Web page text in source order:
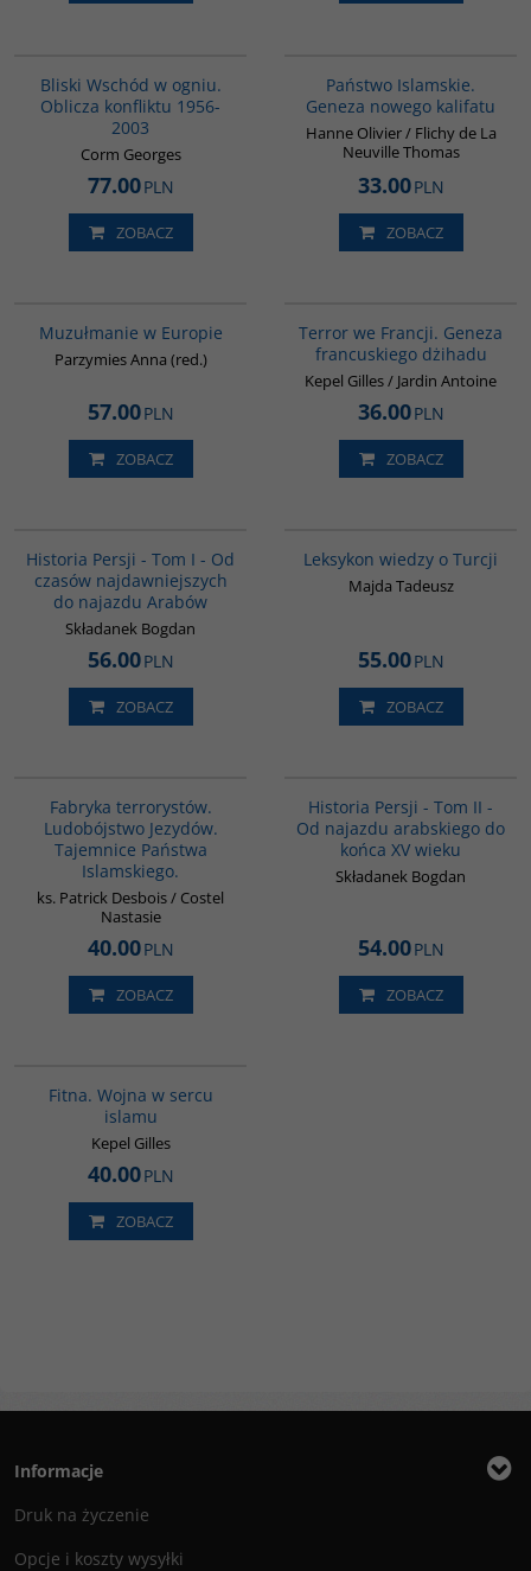
Bliski Wschód w ogniu.
Oblicza konfliktu 1956-
2003
Corm Georges
77.00PLN
ZOBACZ
Państwo Islamskie.
Geneza nowego kalifatu
Hanne Olivier / Flichy de La
Neuville Thomas
33.00PLN
ZOBACZ
Muzułmanie w Europie
Parzymies Anna (red.)
57.00PLN
ZOBACZ
Terror we Francji. Geneza
francuskiego dżihadu
Kepel Gilles / Jardin Antoine
36.00PLN
ZOBACZ
Historia Persji - Tom I - Od
czasów najdawniejszych
do najazdu Arabów
Składanek Bogdan
56.00PLN
ZOBACZ
Leksykon wiedzy o Turcji
Majda Tadeusz
55.00PLN
ZOBACZ
Fabryka terrorystów.
Ludobójstwo Jezydów.
Tajemnice Państwa
Islamskiego.
ks. Patrick Desbois / Costel
Nastasie
40.00PLN
ZOBACZ
Historia Persji - Tom II -
Od najazdu arabskiego do
końca XV wieku
Składanek Bogdan
54.00PLN
ZOBACZ
Fitna. Wojna w sercu
islamu
Kepel Gilles
40.00PLN
ZOBACZ
Informacje
Druk na życzenie
Opcje i koszty wysyłki